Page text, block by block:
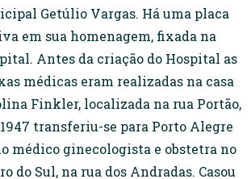
Getúlio Vargas. Há uma placa
em sua homenagem, fixada na
Antes da criação do Hospital as
médicas eram realizadas na casa
Finkler, localizada na rua Portão,
transferiu-se para Porto Alegre
médico ginecologista e obstetra no
do Sul, na rua dos Andradas. Casou